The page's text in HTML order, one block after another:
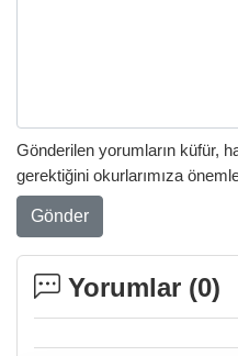
Gönderilen yorumların küfür,
gerektiğini okurlarımıza önemle
Gönder
Yorumlar (0)